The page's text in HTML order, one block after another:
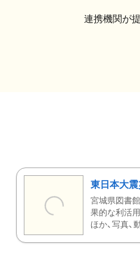
連携機関が
東日本大
宮城県図書
果的な利活
ほか、写真、